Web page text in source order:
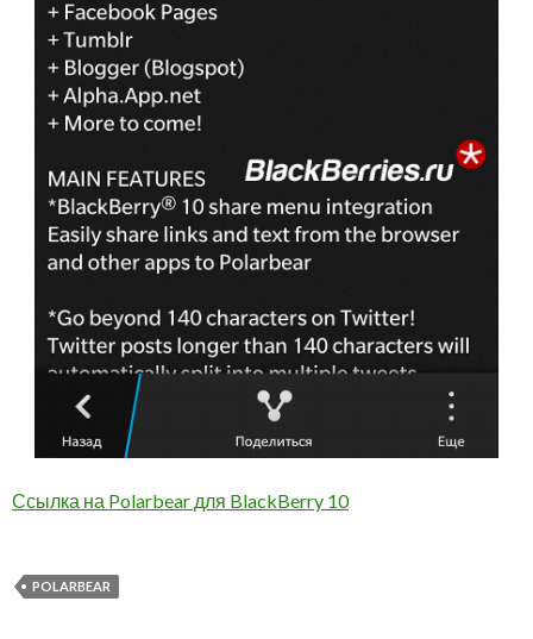
Ссылка на Polarbear для BlackBerry 10
POLARBEAR